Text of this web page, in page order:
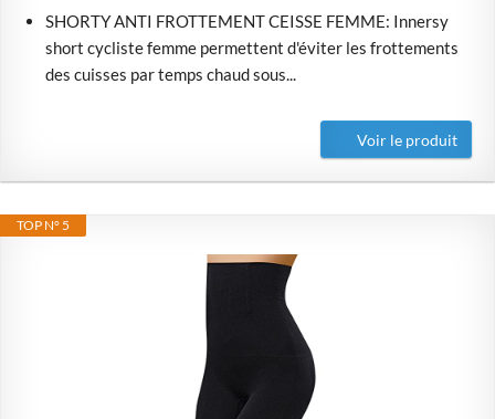
SHORTY ANTI FROTTEMENT CEISSE FEMME: Innersy
short cycliste femme permettent d'éviter les frottements
des cuisses par temps chaud sous...
Voir le produit
TOP N° 5